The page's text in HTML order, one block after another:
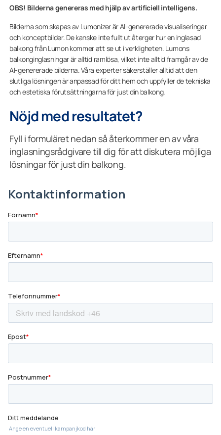
OBS! Bilderna genereras med hjälp av artificiell intelligens.
Bilderna som skapas av Lumonizer är AI-genererade visualiseringar
och konceptbilder. De kanske inte fullt ut återger hur en inglasad
balkong från Lumon kommer att se ut i verkligheten. Lumons
balkonginglasningar är alltid ramlösa, vilket inte alltid framgår av de
AI-genererade bilderna. Våra experter säkerställer alltid att den
slutliga lösningen är anpassad för ditt hem och uppfyller de tekniska
och estetiska förutsättningarna för just din balkong.
Nöjd med resultatet?
Fyll i formuläret nedan så återkommer en av våra
inglasningsrådgivare till dig för att diskutera möjliga
lösningar för just din balkong.